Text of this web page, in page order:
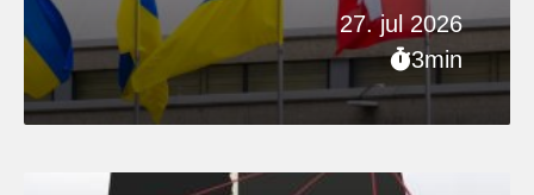
27. jul 2026
3min